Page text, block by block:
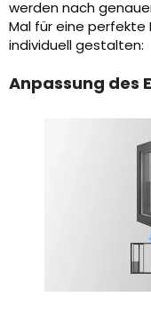
werden nach
Mal für eine perfekte
individuell gestalten:
Anpassung des